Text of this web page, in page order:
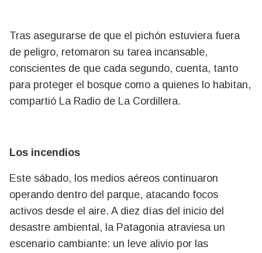
Tras asegurarse de que el pichón estuviera fuera
de peligro, retomaron su tarea incansable,
conscientes de que cada segundo, cuenta, tanto
para proteger el bosque como a quienes lo habitan,
compartió La Radio de La Cordillera.
Los incendios
Este sábado, los medios aéreos continuaron
operando dentro del parque, atacando focos
activos desde el aire. A diez días del inicio del
desastre ambiental, la Patagonia atraviesa un
escenario cambiante: un leve alivio por las